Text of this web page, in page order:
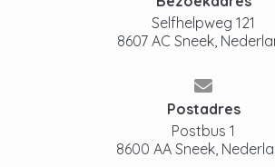
Selfhelpweg 121
8607 AC Sneek,
Postadres
Postbus 1
8600 AA Sneek,